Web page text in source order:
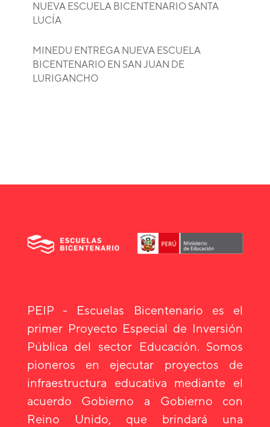
NUEVA ESCUELA BICENTENARIO SANTA
LUCÍA
MINEDU ENTREGA NUEVA ESCUELA
BICENTENARIO EN SAN JUAN DE
LURIGANCHO
PEIP - Escuelas Bicentenario es el
primer Proyecto Especial de Inversión
Pública del sector Educación. Somos
pioneros en ejecutar proyectos de
infraestructura educativa mediante el
acuerdo Gobierno a Gobierno con
Reino Unido, que brindará una